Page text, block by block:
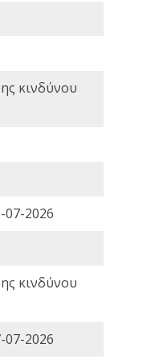
κινδύνου
07-2026
κινδύνου
07-2026